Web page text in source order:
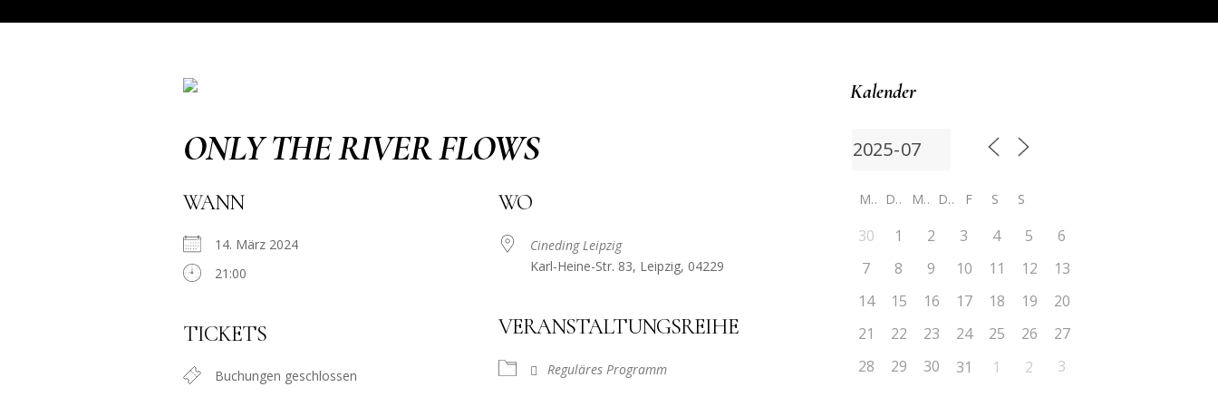
ONLY THE RIVER FLOWS
WANN
14. März 2024
21:00
TICKETS
Buchungen geschlossen
WO
Cineding Leipzig
Karl-Heine-Str. 83, Leipzig, 04229
VERANSTALTUNGSREIHE
Reguläres Programm
Kalender
M D M D F S S
30 1 2 3 4 5
6
7
8 9 10 11 12
13
14
15 16 17 18 19
20
21
22 23 24 25 26
27
28
29 30 31 1 2 3